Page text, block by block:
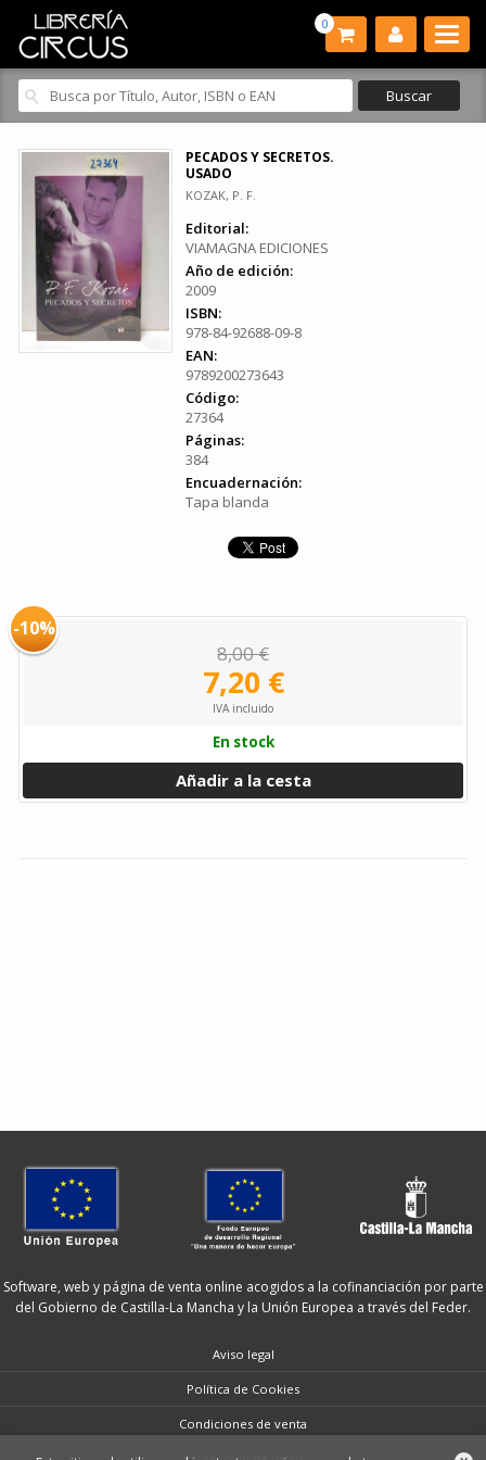
0
PECADOS Y SECRETOS.
USADO
KOZAK, P. F.
Editorial:
VIAMAGNA EDICIONES
Año de edición:
2009
ISBN:
978-84-92688-09-8
EAN:
9789200273643
Código:
27364
Páginas:
384
Encuadernación:
Tapa blanda
-10%
8,00 €
7,20 €
IVA incluido
En stock
Añadir a la cesta
Software, web y página de venta online acogidos a la cofinanciación por parte
del Gobierno de Castilla-La Mancha y la Unión Europea a través del Feder.
Aviso legal
Política de Cookies
Condiciones de venta